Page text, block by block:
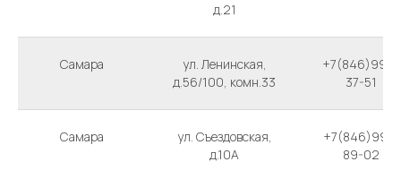
д.21
Самара
ул. Ленинская,
д.56/100, комн.33
+7(846)990-
37-51
Самара
ул. Съездовская,
д.10А
+7(846)991-
89-02